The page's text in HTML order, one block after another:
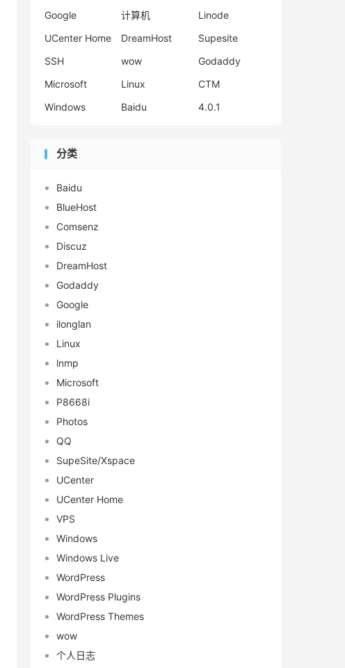
Google
计算机
Linode
UCenter Home
DreamHost
Supesite
SSH
wow
Godaddy
Microsoft
Linux
CTM
Windows
Baidu 4.0.1
分类
Baidu
BlueHost
Comsenz
Discuz
DreamHost
Godaddy
Google
ilonglan
Linux
lnmp
Microsoft
P8668i
Photos
QQ
SupeSite/Xspace
UCenter
UCenter Home
VPS
Windows
Windows Live
WordPress
WordPress Plugins
WordPress Themes
wow
个人日志